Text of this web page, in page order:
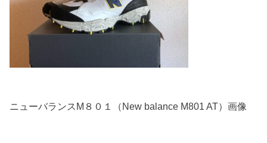
ニューバランスM８０１（New balance M801 AT）画像